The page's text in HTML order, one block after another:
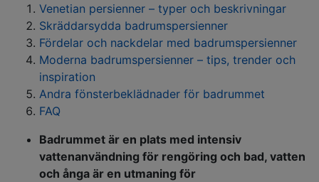
Venetian persienner – typer och beskrivningar
Skräddarsydda badrumspersienner
Fördelar och nackdelar med badrumspersienner
Moderna badrumspersienner – tips, trender och
inspiration
Andra fönsterbeklädnader för badrummet
FAQ
Badrummet är en plats med intensiv
vattenanvändning för rengöring och bad, vatten
och ånga är en utmaning för